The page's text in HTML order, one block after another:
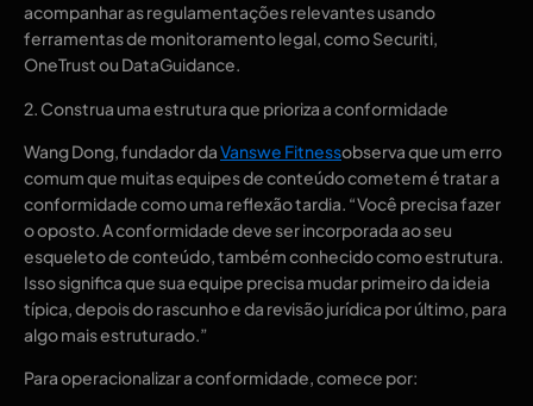
acompanhar as regulamentações relevantes usando
ferramentas de monitoramento legal, como Securiti,
OneTrust ou DataGuidance.
2. Construa uma estrutura que prioriza a conformidade
Wang Dong, fundador daVanswe Fitnessobserva que um erro
comum que muitas equipes de conteúdo cometem é tratar a
conformidade como uma reflexão tardia. “Você precisa fazer
o oposto. A conformidade deve ser incorporada ao seu
esqueleto de conteúdo, também conhecido como estrutura.
Isso significa que sua equipe precisa mudar primeiro da ideia
típica, depois do rascunho e da revisão jurídica por último, para
algo mais estruturado.”
Para operacionalizar a conformidade, comece por: